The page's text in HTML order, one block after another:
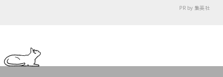
PR by 集英社